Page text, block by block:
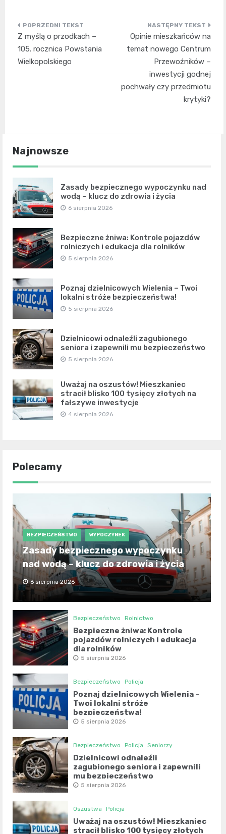
Nawigacja
wpisu
Z myślą o przodkach –
105. rocznica Powstania
Wielkopolskiego
Opinie mieszkańców na
temat nowego Centrum
Przewoźników –
inwestycji godnej
pochwały czy przedmiotu
krytyki?
Najnowsze
Zasady bezpiecznego wypoczynku nad
wodą – klucz do zdrowia i życia
6 sierpnia 2026
Bezpieczne żniwa: Kontrole pojazdów
rolniczych i edukacja dla rolników
5 sierpnia 2026
Poznaj dzielnicowych Wielenia – Twoi
lokalni stróże bezpieczeństwa!
5 sierpnia 2026
Dzielnicowi odnaleźli zagubionego
seniora i zapewnili mu bezpieczeństwo
5 sierpnia 2026
Uważaj na oszustów! Mieszkaniec
stracił blisko 100 tysięcy złotych na
fałszywe inwestycje
4 sierpnia 2026
Polecamy
BEZPIECZEŃSTWO WYPOCZYNEK
Zasady bezpiecznego wypoczynku
nad wodą – klucz do zdrowia i życia
6 sierpnia 2026
Bezpieczeństwo Rolnictwo
Bezpieczne żniwa: Kontrole
pojazdów rolniczych i edukacja
dla rolników
5 sierpnia 2026
Bezpieczeństwo Policja
Poznaj dzielnicowych Wielenia –
Twoi lokalni stróże
bezpieczeństwa!
5 sierpnia 2026
Bezpieczeństwo Policja Seniorzy
Dzielnicowi odnaleźli
zagubionego seniora i zapewnili
mu bezpieczeństwo
5 sierpnia 2026
Oszustwa Policja
Uważaj na oszustów! Mieszkaniec
stracił blisko 100 tysięcy złotych